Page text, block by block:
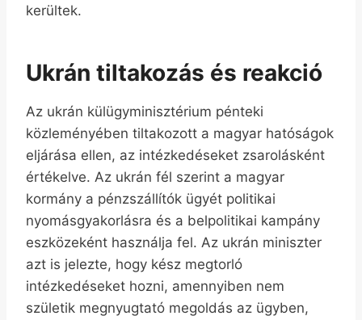
kerültek.
Ukrán tiltakozás és reakció
Az ukrán külügyminisztérium pénteki
közleményében tiltakozott a magyar hatóságok
eljárása ellen, az intézkedéseket zsarolásként
értékelve. Az ukrán fél szerint a magyar
kormány a pénzszállítók ügyét politikai
nyomásgyakorlásra és a belpolitikai kampány
eszközeként használja fel. Az ukrán miniszter
azt is jelezte, hogy kész megtorló
intézkedéseket hozni, amennyiben nem
születik megnyugtató megoldás az ügyben,